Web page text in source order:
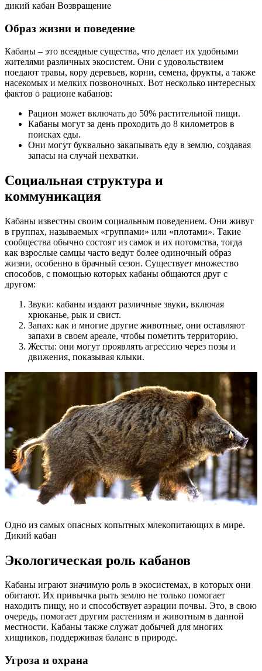
дикий кабан Возвращение
Образ жизни и поведение
Кабаны – это всеядные существа, что делает их удобными
жителями различных экосистем. Они с удовольствием
поедают травы, кору деревьев, корни, семена, фрукты, а также
насекомых и мелких позвоночных. Вот несколько интересных
фактов о рационе кабанов:
Рацион может включать до 50% растительной пищи.
Кабаны могут за день проходить до 8 километров в
поисках еды.
Они могут буквально закапывать еду в землю, создавая
запасы на случай нехватки.
Социальная структура и
коммуникация
Кабаны известны своим социальным поведением. Они живут
в группах, называемых «группами» или «плотами». Такие
сообщества обычно состоят из самок и их потомства, тогда
как взрослые самцы часто ведут более одиночный образ
жизни, особенно в брачный сезон. Существует множество
способов, с помощью которых кабаны общаются друг с
другом:
Звуки: кабаны издают различные звуки, включая
хрюканье, рык и свист.
Запах: как и многие другие животные, они оставляют
запахи в своем ареале, чтобы пометить территорию.
Жесты: они могут проявлять агрессию через позы и
движения, показывая клыки.
Одно из самых опасных копытных млекопитающих в мире.
Дикий кабан
Экологическая роль кабанов
Кабаны играют значимую роль в экосистемах, в которых они
обитают. Их привычка рыть землю не только помогает
находить пищу, но и способствует аэрации почвы. Это, в свою
очередь, помогает другим растениям и животным в данной
местности. Кабаны также служат добычей для многих
хищников, поддерживая баланс в природе.
Угроза и охрана